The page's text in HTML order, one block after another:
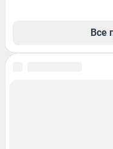
Все